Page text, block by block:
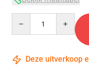
Deze uitverkoop